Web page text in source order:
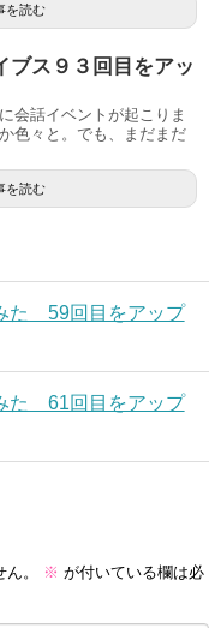
を読む
ブス９３回目をアッ
会話イベントが起こりま
色々と。でも、まだまだ
を読む
た 59回目をアップ
た 61回目をアップ
。 ※ が付いている欄は必